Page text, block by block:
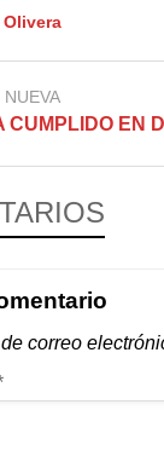
Olivera
CUMPLIDO EN
correo